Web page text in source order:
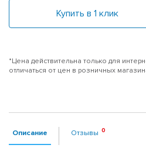
Купить в 1 клик
*Цена действительна только для
отличаться от цен в розничных
Описание Отзывы